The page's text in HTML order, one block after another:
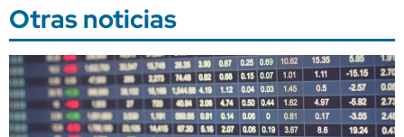
Otras noticias